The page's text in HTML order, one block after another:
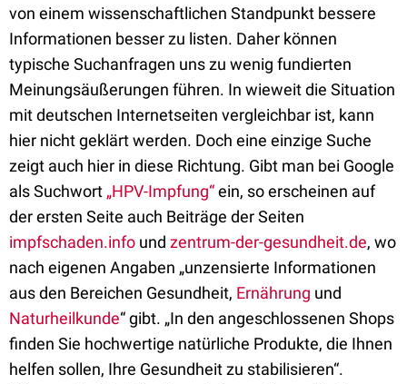
von einem wissenschaftlichen Standpunkt bessere
Informationen besser zu listen. Daher können
typische Suchanfragen uns zu wenig fundierten
Meinungsäußerungen führen. In wieweit die Situation
mit deutschen Internetseiten vergleichbar ist, kann
hier nicht geklärt werden. Doch eine einzige Suche
zeigt auch hier in diese Richtung. Gibt man bei Google
als Suchwort „HPV-Impfung“ein, so erscheinen auf
der ersten Seite auch Beiträge der Seiten
impfschaden.info und zentrum-der-gesundheit.de, wo
nach eigenen Angaben „unzensierte Informationen
aus den Bereichen Gesundheit, Ernährung und
Naturheilkunde“ gibt. „In den angeschlossenen Shops
finden Sie hochwertige natürliche Produkte, die Ihnen
helfen sollen, Ihre Gesundheit zu stabilisieren“.